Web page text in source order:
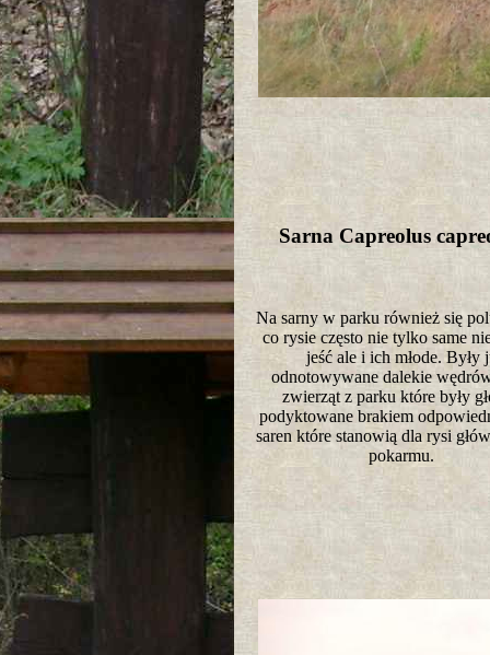
Sarna Capreolus
Na sarny w parku również się
co rysie często nie tylko same
jeść ale i ich młode. Były
odnotowywane dalekie
zwierząt z parku które były
podyktowane brakiem
saren które stanowią dla rysi
pokarmu.